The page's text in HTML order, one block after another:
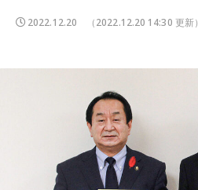
2022.12.20 （2022.12.20 14:30 更新）